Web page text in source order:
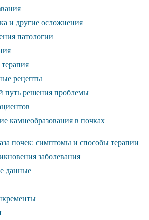
и другие осложнения
патологии
рецепты
путь решения проблемы
камнеобразования в почках
почек: симптомы и способы терапии
заболевания
данные